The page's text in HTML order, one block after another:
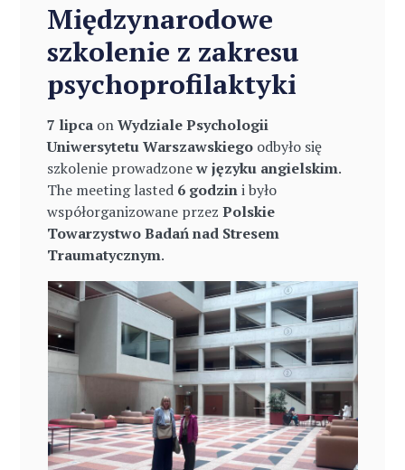
Międzynarodowe
szkolenie z zakresu
psychoprofilaktyki
7 lipca onWydziale Psychologii
Uniwersytetu Warszawskiego odbyło się
szkolenie prowadzonew języku angielskim.
The meeting lasted 6 godzini było
współorganizowane przezPolskie
Towarzystwo Badań nad Stresem
Traumatycznym.